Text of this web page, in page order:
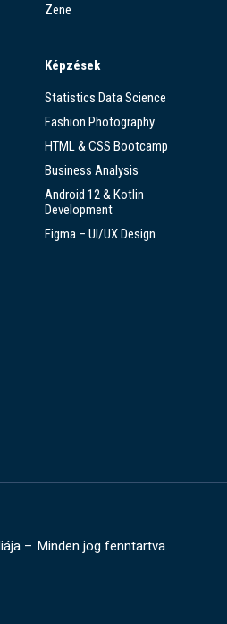
Zene
Képzések
Statistics Data Science
Fashion Photography
HTML & CSS Bootcamp
Business Analysis
Android 12 & Kotlin
Development
Figma – UI/UX Design
– Minden jog fenntartva.